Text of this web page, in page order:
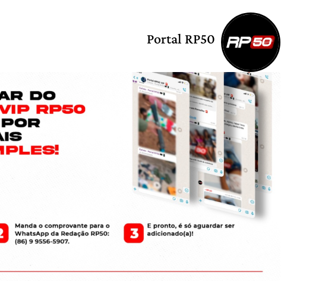
Portal RP50